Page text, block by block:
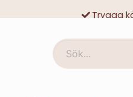
Trygga
Sök...